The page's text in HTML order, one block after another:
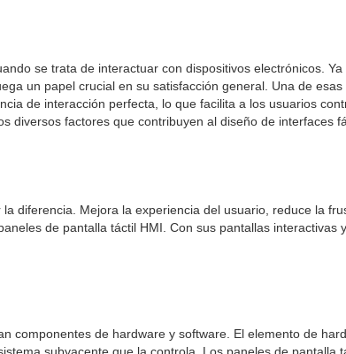
se trata de interactuar con dispositivos electrónicos.
un papel crucial en su satisfacción general. Una de
de interacción perfecta, lo que facilita a los usuarios
diversos factores que contribuyen al diseño de interfaces
diferencia. Mejora la experiencia del usuario, reduce la
de pantalla táctil HMI. Con sus pantallas
componentes de hardware y software. El elemento de